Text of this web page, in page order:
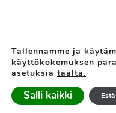
©
Tallennamme ja
käyttökokemuksen
asetuksia täältä.
Salli kaikki